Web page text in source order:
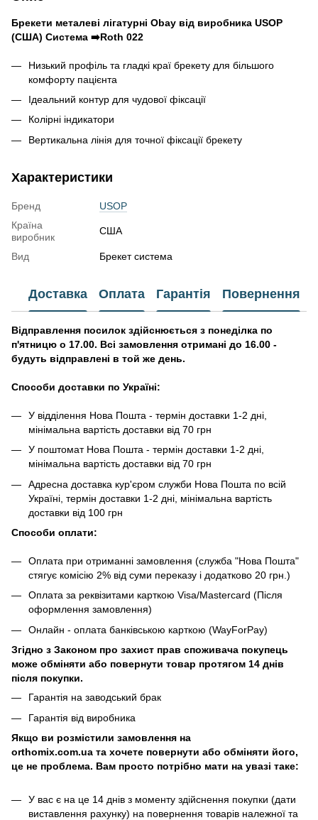
Брекети металеві лігатурні Obay від виробника USOP
(США) Система ➡️Roth 022
Низький профіль та гладкі краї брекету для більшого
комфорту пацієнта
Ідеальний контур для чудової фіксації
Колірні індикатори
Вертикальна лінія для точної фіксації брекету
Характеристики
Бренд
USOP
Країна
виробник
США
Вид Брекет система
Доставка Оплата Гарантія Повернення
Відправлення посилок здійснюється з понеділка по
п'ятницю о 17.00. Всі замовлення отримані до 16.00 -
будуть відправлені в той же день.
Способи доставки по Україні:
У відділення Нова Пошта - термін доставки 1-2 дні,
мінімальна вартість доставки від 70 грн
У поштомат Нова Пошта - термін доставки 1-2 дні,
мінімальна вартість доставки від 70 грн
Адресна доставка кур'єром служби Нова Пошта по всій
Україні, термін доставки 1-2 дні, мінімальна вартість
доставки від 100 грн
Способи оплати:
Оплата при отриманні замовлення (служба "Нова Пошта"
стягує комісію 2% від суми переказу і додатково 20 грн.)
Оплата за реквізитами карткою Visa/Mastercard (Після
оформлення замовлення)
Онлайн - оплата банківською карткою (WayForPay)
Згідно з Законом про захист прав споживача покупець
може обміняти або повернути товар протягом 14 днів
після покупки.
Гарантія на заводський брак
Гарантія від виробника
Якщо ви розмістили замовлення на
orthomix.com.ua та хочете повернути або обміняти його,
це не проблема. Вам просто потрібно мати на увазі таке:
У вас є на це 14 днів з моменту здійснення покупки (дати
виставлення рахунку) на повернення товарів належної та